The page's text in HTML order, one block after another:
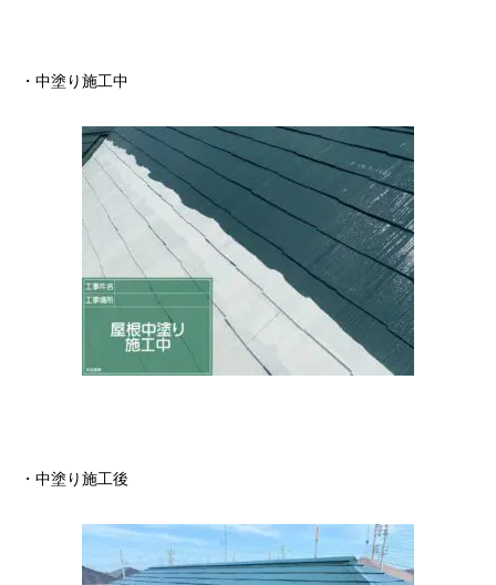
・中塗り施工中
・中塗り施工後